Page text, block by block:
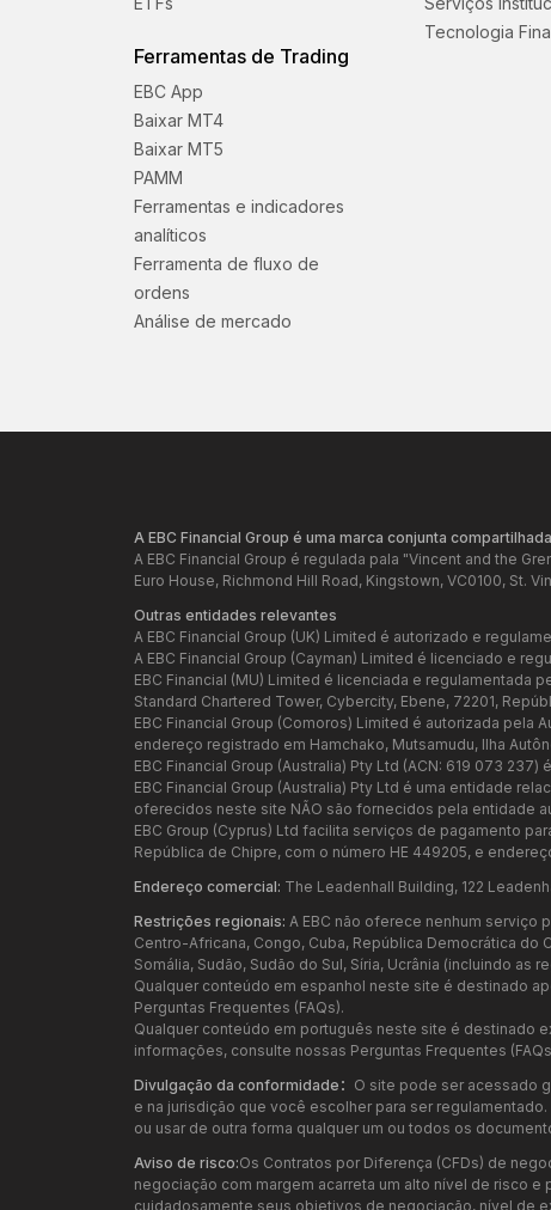
Ferramentas de Trading
EBC App
Baixar MT4
Baixar MT5
PAMM
Ferramentas e indicadores
analíticos
Ferramenta de fluxo de
ordens
Análise de mercado
Tecnologia
A EBC Financial Group é uma marca conjunta
A EBC Financial Group é regulada pala "Vincent and the
Euro House, Richmond Hill Road, Kingstown, VC0100, St.
Outras entidades relevantes
A EBC Financial Group (UK) Limited é autorizado e
A EBC Financial Group (Cayman) Limited é licenciado e
EBC Financial (MU) Limited é licenciada e regulamentada
Standard Chartered Tower, Cybercity, Ebene, 72201,
EBC Financial Group (Comoros) Limited é autorizada pela
endereço registrado em Hamchako, Mutsamudu, Ilha
EBC Financial Group (Australia) Pty Ltd (ACN: 619 073
EBC Financial Group (Australia) Pty Ltd é uma entidade
oferecidos neste site NÃO são fornecidos pela entidade
EBC Group (Cyprus) Ltd facilita serviços de pagamento
República de Chipre, com o número HE 449205, e
Endereço comercial: The Leadenhall Building, 122
Restrições regionais: A EBC não oferece nenhum serviço
Centro-Africana, Congo, Cuba, República Democrática do
Somália, Sudão, Sudão do Sul, Síria, Ucrânia (incluindo as
Qualquer conteúdo em espanhol neste site é destinado
Perguntas Frequentes (FAQs).
Qualquer conteúdo em português neste site é destinado
informações, consulte nossas Perguntas Frequentes
Divulgação da conformidade： O site pode ser acessado
e na jurisdição que você escolher para ser
ou usar de outra forma qualquer um ou todos os
Aviso de risco:Os Contratos por Diferença (CFDs) de
negociação com margem acarreta um alto nível de risco
cuidadosamente seus objetivos de negociação, nível de